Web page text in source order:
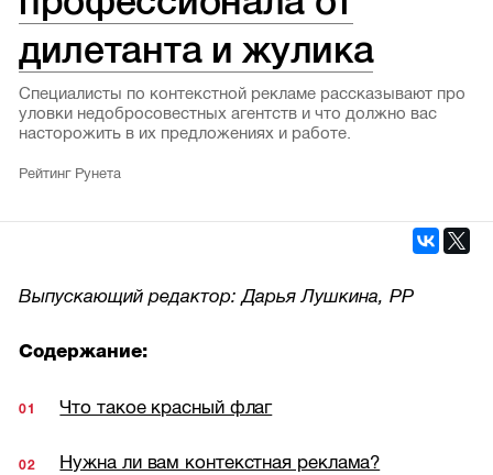
дилетанта и жулика
Специалисты по контекстной рекламе рассказывают про
уловки недобросовестных агентств и что должно вас
насторожить в их предложениях и работе.
Рейтинг Рунета
Выпускающий редактор: Дарья Лушкина, РР
Содержание:
Что такое красный флаг
Нужна ли вам контекстная реклама?